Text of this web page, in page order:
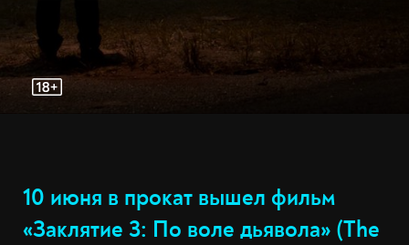
10 июня в прокат вышел фильм
«Заклятие 3: По воле дьявола» (The